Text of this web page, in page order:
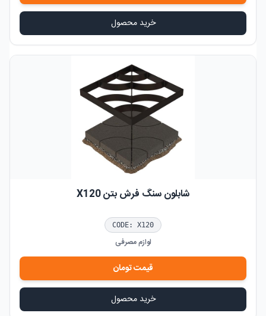
خرید محصول
شابلون سنگ فرش بتن X120
CODE: X120
لوازم مصرفی
قیمتتومان
خرید محصول